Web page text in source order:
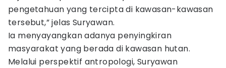
pengetahuan yang tercipta di kawasan-kawasan
tersebut,” jelas Suryawan.
Ia menyayangkan adanya penyingkiran
masyarakat yang berada di kawasan hutan.
Melalui perspektif antropologi, Suryawan